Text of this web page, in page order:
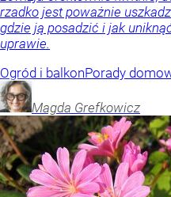
rzadko jest poważnie
gdzie ją posadzić i jak
uprawie.
Ogród i balkonPorady
Magda Grefkowicz